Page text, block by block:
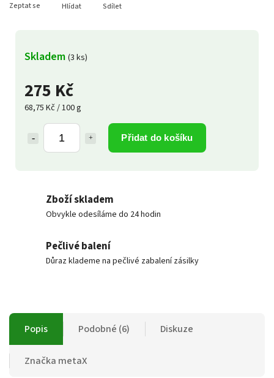
275 Kč
68,75 Kč / 100 g
Přidat do košíku
Skladem (3 ks)
Zeptat se Hlídat Sdílet
Zboží skladem
Obvykle odesíláme do 24 hodin
Pečlivé balení
Důraz klademe na pečlivé zabalení zásilky
Popis Podobné (6) Diskuze
Značka metaX